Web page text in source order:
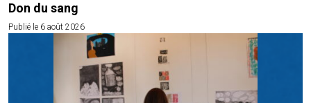
Don du sang
Publié le 6 août 2026